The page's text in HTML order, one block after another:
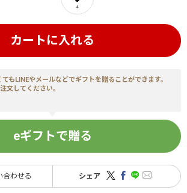
4
カートに入れる
もLINEやメールなどでギフトを贈ることができます。
文してください。
eギフトで贈る
合わせる シェア